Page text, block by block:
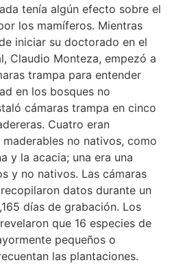
tenía algún efecto sobre el
los mamíferos. Mientras
iniciar su doctorado en el
Claudio Monteza, empezó a
trampa para entender
en los bosques no
cámaras trampa en cinco
Cuatro eran
no nativos, como
y la acacia; una era una
y no nativos. Las cámaras
datos durante un
días de grabación. Los
que 16 especies de
pequeños o
las plantaciones.